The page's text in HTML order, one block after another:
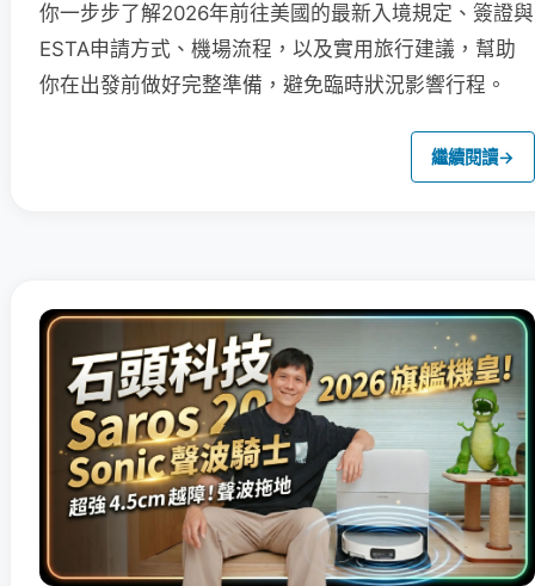
你一步步了解2026年前往美國的最新入境規定、簽證與
ESTA申請方式、機場流程，以及實用旅行建議，幫助
你在出發前做好完整準備，避免臨時狀況影響行程。
繼續閱讀→